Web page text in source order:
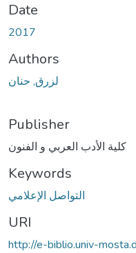
Date
2017
Authors
لزرق, حنان
Publisher
كلية الأدب العربي و الفنون
Keywords
التواصل الإعلامي
URI
http://e-biblio.univ-